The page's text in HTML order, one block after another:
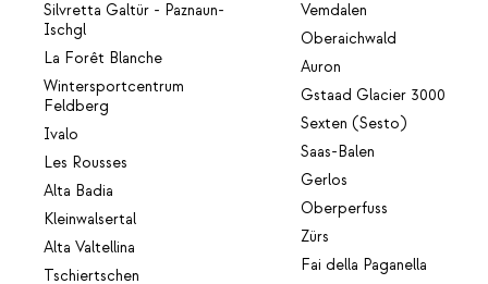
Silvretta Galtür - Paznaun-
Ischgl
La Forêt Blanche
Wintersportcentrum
Feldberg
Ivalo
Les Rousses
Alta Badia
Kleinwalsertal
Alta Valtellina
Tschiertschen
Vemdalen
Oberaichwald
Auron
Gstaad Glacier 3000
Sexten (Sesto)
Saas-Balen
Gerlos
Oberperfuss
Zürs
Fai della Paganella